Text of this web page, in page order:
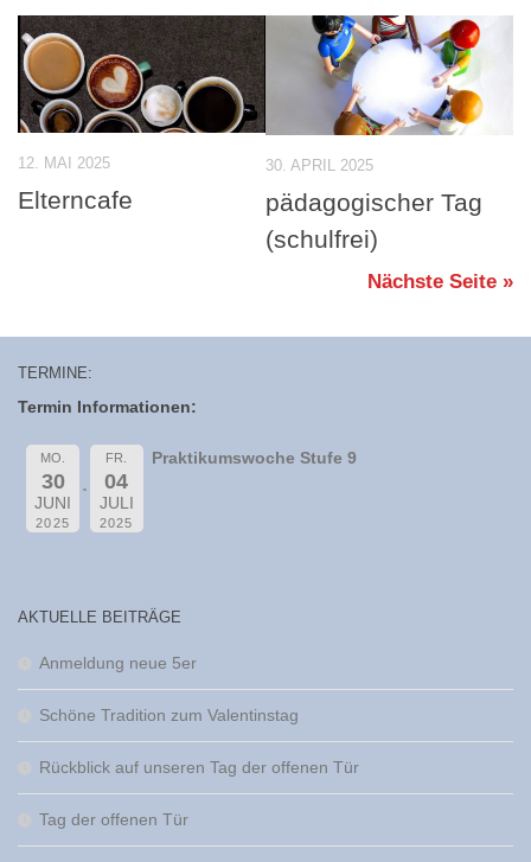
12. MAI 2025
Elterncafe
30. APRIL 2025
pädagogischer Tag
(schulfrei)
Nächste Seite »
TERMINE:
Termin Informationen:
MO.
30
JUNI
2025
FR.
04
JULI
2025
Praktikumswoche Stufe 9
AKTUELLE BEITRÄGE
Anmeldung neue 5er
Schöne Tradition zum Valentinstag
Rückblick auf unseren Tag der offenen Tür
Tag der offenen Tür